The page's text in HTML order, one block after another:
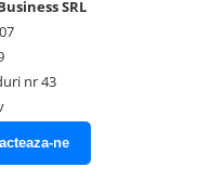
SRL
nr 43
ne